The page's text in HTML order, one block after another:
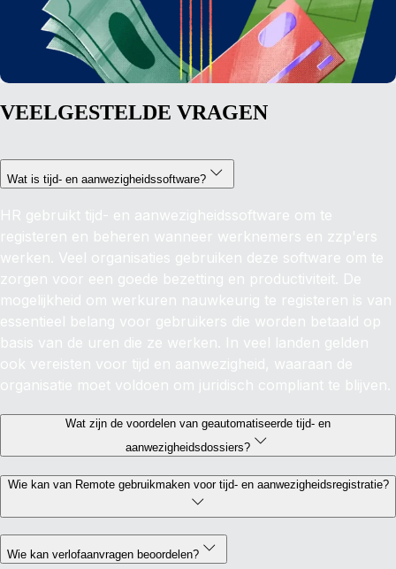
VEELGESTELDE VRAGEN
Wat is tijd- en aanwezigheidssoftware?
HR gebruikt tijd- en aanwezigheidssoftware om te
registeren en beheren wanneer werknemers en zzp'ers
werken. Veel organisaties gebruiken deze software om te
zorgen voor een goede bezetting en productiviteit. De
mogelijkheid om werkuren nauwkeurig te registeren is van
essentieel belang voor gebruikers die worden betaald op
basis van de uren die ze werken. In veel landen gelden
ook vereisten voor tijd en aanwezigheid, waaraan de
organisatie moet voldoen om juridisch compliant te blijven.
Wat zijn de voordelen van geautomatiseerde tijd- en
aanwezigheidsdossiers?
Wie kan van Remote gebruikmaken voor tijd- en aanwezigheidsregistratie?
Wie kan verlofaanvragen beoordelen?